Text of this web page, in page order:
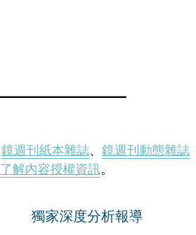
鏡週刊紙本雜誌、 鏡週刊動態雜誌
了解內容授權資訊。
獨家深度分析報導